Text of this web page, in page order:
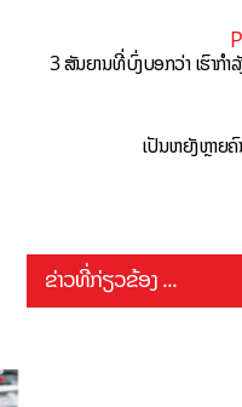
3 ສັນຍານທີ່ບົ່ງບອກວ່າ ເຮົາກຳ
ເປັນຫຍັງຫຼາຍ
ຂ່າວທີ່ກ່ຽວຂ້ອງ ...